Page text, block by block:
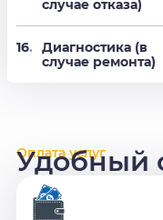
случае отказа)
16.
Диагностика (в
случае ремонта)
Оплата услуг
Удобный